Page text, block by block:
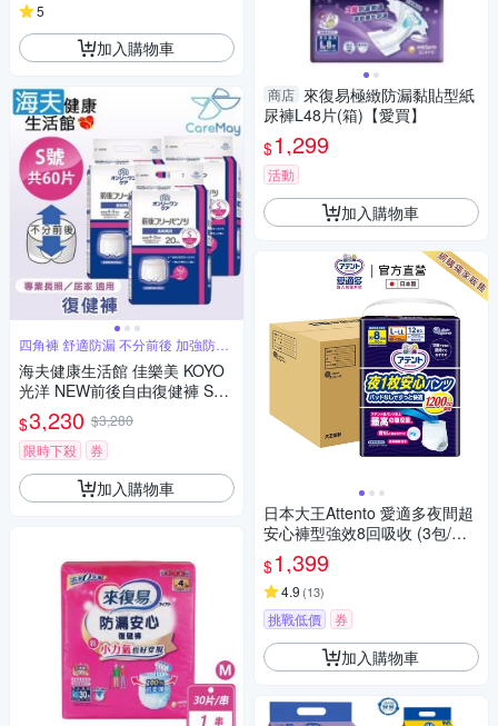
5
加入購物車
四角褲 舒適防漏 不分前後 加強防漏
褲型
海夫健康生活館 佳樂美 KOYO
光洋 NEW前後自由復健褲 S號
_共60片
$3,230 $3,280
限時下殺
券
加入購物車
商店 來復易極緻防漏黏貼型紙
尿褲L48片(箱)【愛買】
$1,299
活動
加入購物車
日本大王Attento 愛適多夜間超
安心褲型強效8回吸收 (3包/箱
箱購)
$1,399
4.9 (13)
挑戰低價 券
加入購物車